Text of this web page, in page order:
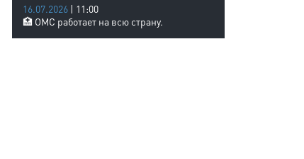
16.07.2026 | 11:00
🏥 ОМС работает на всю страну.